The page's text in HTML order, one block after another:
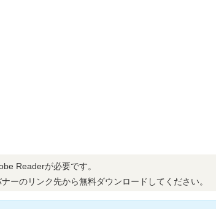
Readerが必要です。
ーのリンク先から無料ダウンロードしてください。